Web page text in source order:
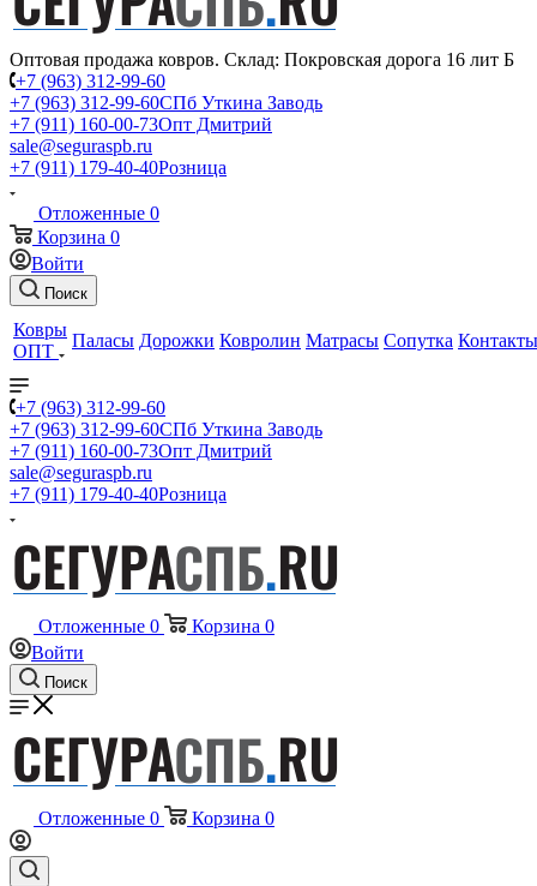
Оптовая продажа ковров. Склад: Покровская дорога 16 лит Б
+7 (963) 312-99-60
+7 (963) 312-99-60СПб Уткина Заводь
+7 (911) 160-00-73Опт Дмитрий
sale@seguraspb.ru
+7 (911) 179-40-40Розница
Отложенные 0
Корзина 0
Войти
Поиск
Ковры
ОПТ
Паласы Дорожки Ковролин Матрасы Сопутка Контакты
+7 (963) 312-99-60
+7 (963) 312-99-60СПб Уткина Заводь
+7 (911) 160-00-73Опт Дмитрий
sale@seguraspb.ru
+7 (911) 179-40-40Розница
Отложенные 0 Корзина 0
Войти
Поиск
Отложенные 0 Корзина 0